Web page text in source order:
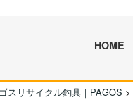
HOME
スリサイクル釣具｜PAGOS >